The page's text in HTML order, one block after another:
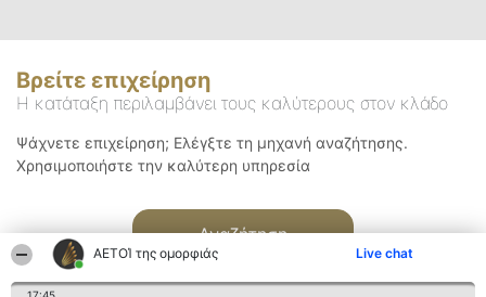
ΑΕΤΟΊ της ομορφιάς Live chat
Βρείτε επιχείρηση
Η κατάταξη περιλαμβάνει τους καλύτερους στον κλάδο
Ψάχνετε επιχείρηση; Ελέγξτε τη μηχανή αναζήτησης.
Χρησιμοποιήστε την καλύτερη υπηρεσία
Αναζήτηση